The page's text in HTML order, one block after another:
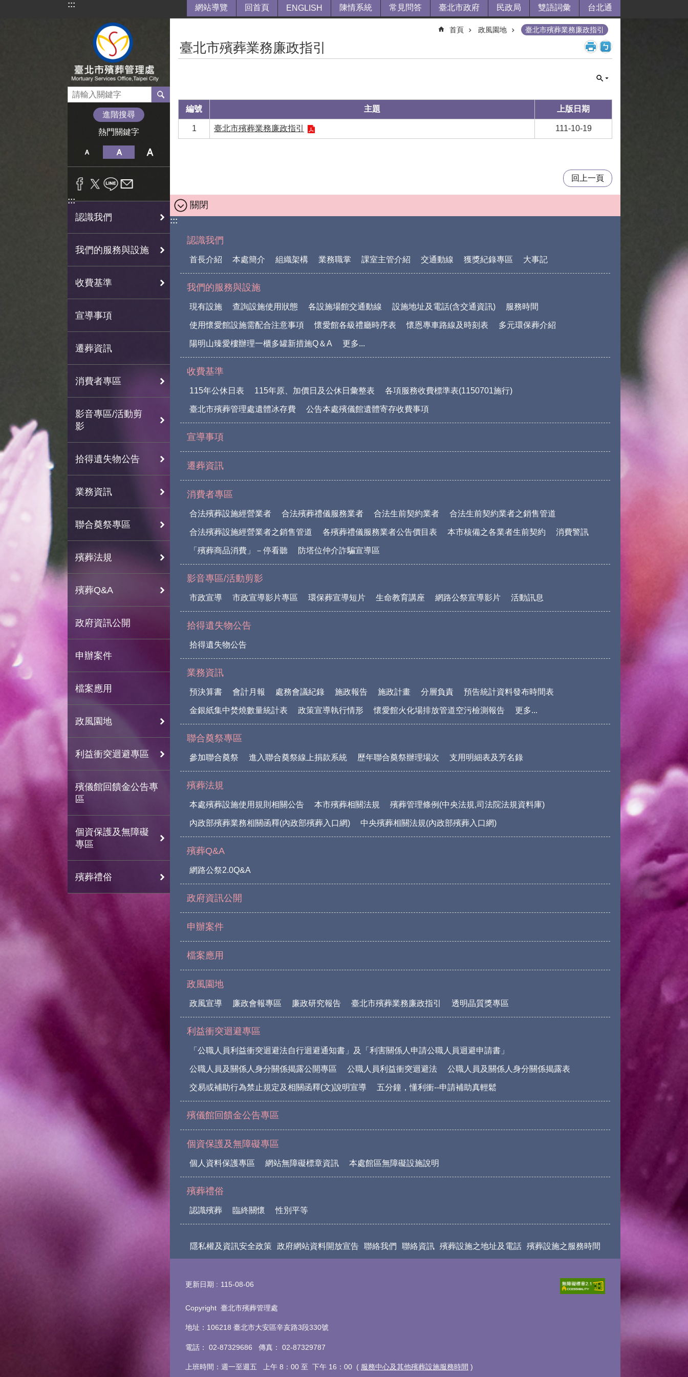
跳到主要內容區塊
::: 網站導覽 回首頁 ENGLISH 陳情系統 常見問答 臺北市政府 民政局 雙語詞彙 台北通
進階搜尋
熱門關鍵字
:::
認識我們
我們的服務與設施
收費基準
宣導事項
遷葬資訊
消費者專區
影音專區/活動剪
影
拾得遺失物公告
業務資訊
聯合奠祭專區
殯葬法規
殯葬Q&A
政府資訊公開
申辦案件
檔案應用
政風園地
利益衝突迴避專區
殯儀館回饋金公告專
區
個資保護及無障礙
專區
殯葬禮俗
首頁 政風園地 臺北市殯葬業務廉政指引
臺北市殯葬業務廉政指引
編號 主題 上版日期
1 臺北市殯葬業務廉政指引 111-10-19
回上一頁
關閉
:::
認識我們
首長介紹 本處簡介 組織架構 業務職掌 課室主管介紹 交通動線 獲獎紀錄專區 大事記
我們的服務與設施
現有設施 查詢設施使用狀態 各設施場館交通動線 設施地址及電話(含交通資訊) 服務時間
使用懷愛館設施需配合注意事項 懷愛館各級禮廳時序表 懷恩專車路線及時刻表 多元環保葬介紹
陽明山臻愛樓辦理一櫃多罐新措施Q＆A 更多...
收費基準
115年公休日表 115年原、加價日及公休日彙整表 各項服務收費標準表(1150701施行)
臺北市殯葬管理處遺體冰存費 公告本處殯儀館遺體寄存收費事項
宣導事項
遷葬資訊
消費者專區
合法殯葬設施經營業者 合法殯葬禮儀服務業者 合法生前契約業者 合法生前契約業者之銷售管道
合法殯葬設施經營業者之銷售管道 各殯葬禮儀服務業者公告價目表 本市核備之各業者生前契約 消費警訊
「殯葬商品消費」－停看聽 防塔位仲介詐騙宣導區
影音專區/活動剪影
市政宣導 市政宣導影片專區 環保葬宣導短片 生命教育講座 網路公祭宣導影片 活動訊息
拾得遺失物公告
拾得遺失物公告
業務資訊
預決算書 會計月報 處務會議紀錄 施政報告 施政計畫 分層負責 預告統計資料發布時間表
金銀紙集中焚燒數量統計表 政策宣導執行情形 懷愛館火化場排放管道空污檢測報告 更多...
聯合奠祭專區
參加聯合奠祭 進入聯合奠祭線上捐款系統 歷年聯合奠祭辦理場次 支用明細表及芳名錄
殯葬法規
本處殯葬設施使用規則相關公告 本市殯葬相關法規 殯葬管理條例(中央法規,司法院法規資料庫)
內政部殯葬業務相關函釋(內政部殯葬入口網) 中央殯葬相關法規(內政部殯葬入口網)
殯葬Q&A
網路公祭2.0Q&A
政府資訊公開
申辦案件
檔案應用
政風園地
政風宣導 廉政會報專區 廉政研究報告 臺北市殯葬業務廉政指引 透明晶質獎專區
利益衝突迴避專區
「公職人員利益衝突迴避法自行迴避通知書」及「利害關係人申請公職人員迴避申請書」
公職人員及關係人身分關係揭露公開專區 公職人員利益衝突迴避法 公職人員及關係人身分關係揭露表
交易或補助行為禁止規定及相關函釋(文)說明宣導 五分鐘，懂利衝--申請補助真輕鬆
殯儀館回饋金公告專區
個資保護及無障礙專區
個人資料保護專區 網站無障礙標章資訊 本處館區無障礙設施說明
殯葬禮俗
認識殯葬 臨終關懷 性別平等
隱私權及資訊安全政策 政府網站資料開放宣告 聯絡我們 聯絡資訊 殯葬設施之地址及電話 殯葬設施之服務時間
更新日期 115-08-06
Copyright 臺北市殯葬管理處
地址：106218 臺北市大安區辛亥路3段330號
電話 ： 02-87329686 傳真 ： 02-87329787
上班時間：週一至週五 上午 8：00 至 下午 16：00 ( 服務中心及其他殯葬設施服務時間 )